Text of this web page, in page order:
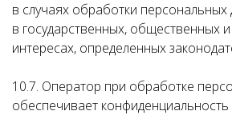
в случаях обработки персональных
в государственных, общественных
интересах, определенных
10.7. Оператор при обработке
обеспечивает